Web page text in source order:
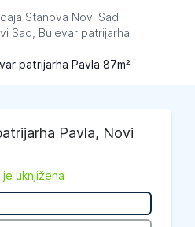
Stanova Novi Sad
Sad, Bulevar patrijarha
patrijarha Pavla 87m²
Pavla, Novi
uknjižena